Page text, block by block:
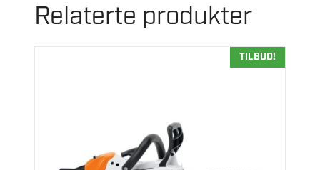
Relaterte produkter
TILBUD!